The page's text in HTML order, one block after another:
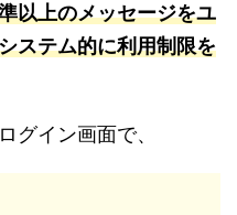
以上のメッセージをユ
ステム的に利用制限を
グイン画面で、